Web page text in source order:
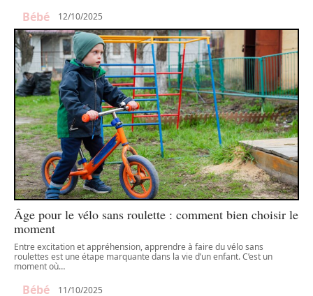
Bébé 12/10/2025
Âge pour le vélo sans roulette : comment bien choisir le
moment
Entre excitation et appréhension, apprendre à faire du vélo sans
roulettes est une étape marquante dans la vie d’un enfant. C’est un
moment où…
Bébé 11/10/2025